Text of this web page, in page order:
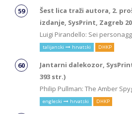
Šest lica traži autora, 2.
izdanje, SysPrint, Zagreb
Luigi Pirandello: Sei
talijanski hrvatski DHKP
Jantarni dalekozor,
393 str.)
Philip Pullman: The Amber
engleski hrvatski DHKP